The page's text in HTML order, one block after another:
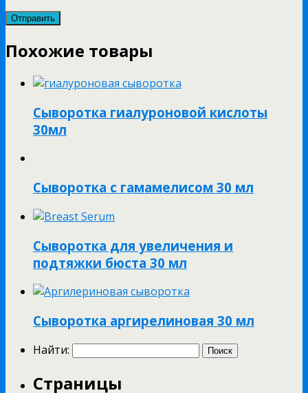
Похожие товары
Сыворотка гиалуроновой кислоты
30мл
Сыворотка с гамамелисом 30 мл
Сыворотка для увеличения и
подтяжки бюста 30 мл
Сыворотка аргирелиновая 30 мл
Найти:
Страницы